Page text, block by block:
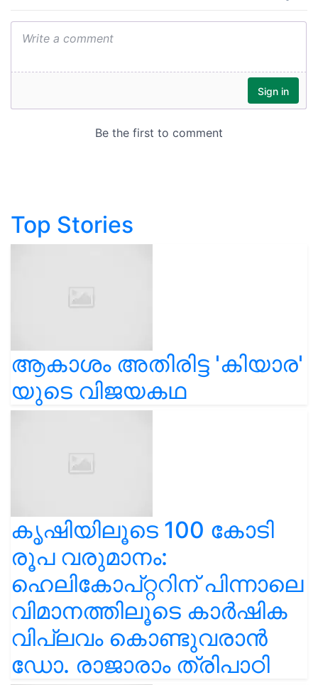
Top Stories
ആകാശം അതിരിട്ട 'കിയാര'
യുടെ വിജയകഥ
കൃഷിയിലൂടെ 100 കോടി
രൂപ വരുമാനം:
ഹെലികോപ്റ്ററിന് പിന്നാലെ
വിമാനത്തിലൂടെ കാർഷിക
വിപ്ലവം കൊണ്ടുവരാൻ
ഡോ. രാജാരാം ത്രിപാഠി